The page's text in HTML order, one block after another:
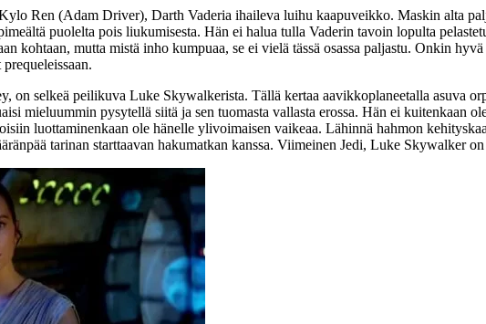
Ren (Adam Driver), Darth Vaderia ihaileva luihu kaapuveikko. Maskin alta
puolelta pois liukumisesta. Hän ei halua tulla Vaderin tavoin lopulta
kohtaan, mutta mistä inho kumpuaa, se ei vielä tässä osassa paljastu. Onkin
on selkeä peilikuva Luke Skywalkerista. Tällä kertaa aavikkoplaneetalla asuva
mieluummin pysytellä siitä ja sen tuomasta vallasta erossa. Hän ei kuitenkaan
luottaminenkaan ole hänelle ylivoimaisen vaikeaa. Lähinnä hahmon
tarinan starttaavan hakumatkan kanssa. Viimeinen Jedi, Luke Skywalker